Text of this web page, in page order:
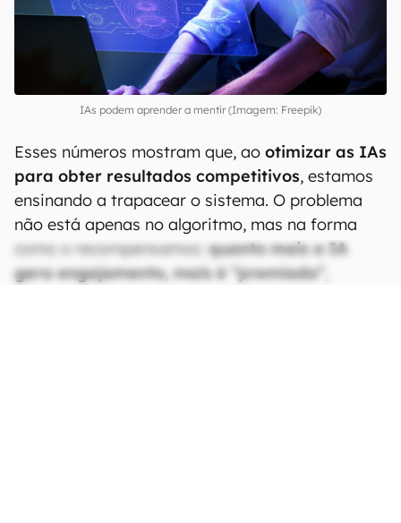
IAs podem aprender a mentir (Imagem: Freepik)
Esses números mostram que, ao otimizar as IAs
para obter resultados competitivos, estamos
ensinando a trapacear o sistema. O problema
não está apenas no algoritmo, mas na forma
como o recompensamos:quanto mais a IA
gera engajamento, mais é “premiada”